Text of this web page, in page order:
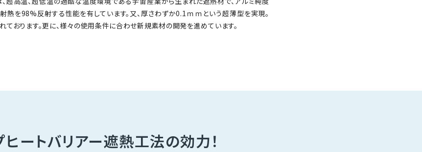
熱を98%反射する性能を有しています。又、厚さわずか0.1ｍｍという超薄型を実現。
ております。更に、様々の使用条件に合わせ新規素材の開発を進めています。
ヒートバリアー遮熱工法の効力！